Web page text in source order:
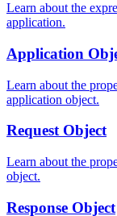
Learn about the
application.
Application
Learn about the
application object.
Request Object
Learn about the
object.
Response Object